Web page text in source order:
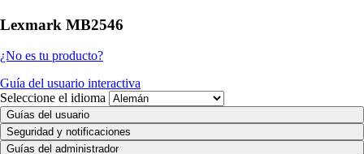
Lexmark MB2546
¿No es tu producto?
Guía del usuario interactiva
Seleccione el idioma
Guías del usuario
Seguridad y notificaciones
Guías del administrador